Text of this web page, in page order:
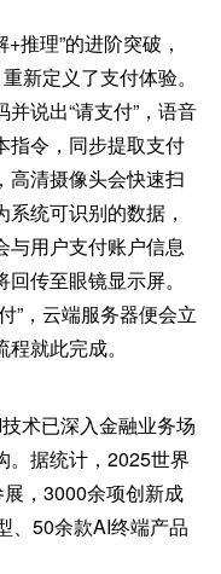
推理”的进阶突破，
新定义了支付体验。
说出“请支付”，语音
指令，同步提取支付
高清摄像头会快速扫
统可识别的数据，
与用户支付账户信息
传至眼镜显示屏。
”，云端服务器便会立
就此完成。
术已深入金融业务场
。据统计，2025世界
，3000余项创新成
、50余款AI终端产品